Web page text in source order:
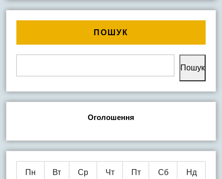
ПОШУК
Пошук
Оголошення
Пн Вт Ср Чт Пт Сб
Нд